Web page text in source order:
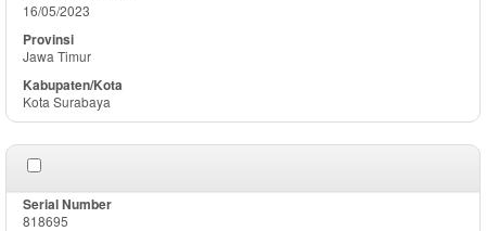
16/05/2023
Jawa Timur
Kota Surabaya
818695